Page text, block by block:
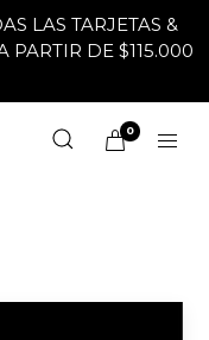
LAS TARJETAS &
PARTIR DE $115.000
0